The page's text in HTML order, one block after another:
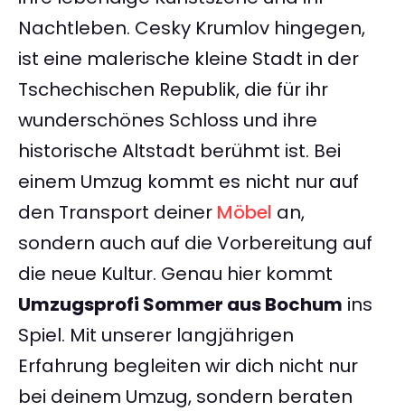
Nachtleben. Cesky Krumlov hingegen,
ist eine malerische kleine Stadt in der
Tschechischen Republik, die für ihr
wunderschönes Schloss und ihre
historische Altstadt berühmt ist. Bei
einem Umzug kommt es nicht nur auf
den Transport deiner Möbel an,
sondern auch auf die Vorbereitung auf
die neue Kultur. Genau hier kommt
Umzugsprofi Sommer aus Bochum ins
Spiel. Mit unserer langjährigen
Erfahrung begleiten wir dich nicht nur
bei deinem Umzug, sondern beraten